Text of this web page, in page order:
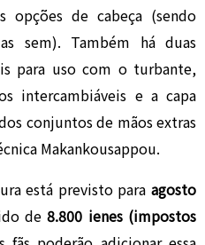
opções de cabeça (sendo
sem). Também há duas
para uso com o turbante,
intercambiáveis e a capa
conjuntos de mãos extras
Makankousappou.
está previsto para agosto
de8.800 ienes (impostos